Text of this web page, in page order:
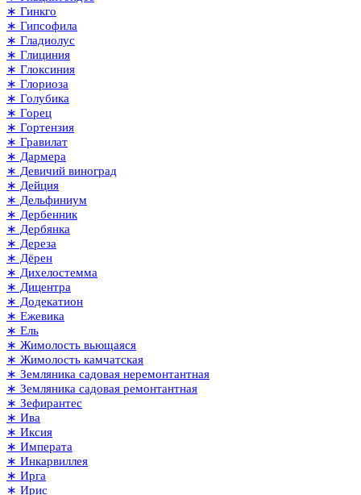
∗ Гинкго
∗ Гипсофила
∗ Гладиолус
∗ Глициния
∗ Глоксиния
∗ Глориоза
∗ Голубика
∗ Горец
∗ Гортензия
∗ Гравилат
∗ Дармера
∗ Девичий виноград
∗ Дейция
∗ Дельфиниум
∗ Дербенник
∗ Дербянка
∗ Дереза
∗ Дёрен
∗ Дихелостемма
∗ Дицентра
∗ Додекатион
∗ Ежевика
∗ Ель
∗ Жимолость вьющаяся
∗ Жимолость камчатская
∗ Земляника садовая неремонтантная
∗ Земляника садовая ремонтантная
∗ Зефирантес
∗ Ива
∗ Иксия
∗ Императа
∗ Инкарвиллея
∗ Ирга
∗ Ирис